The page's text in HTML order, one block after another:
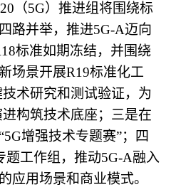
（5G）推进组将围绕标
路并举，推进5G-A迈向
标准如期冻结，并围绕
场景开展R19标准化工
术研究和测试验证，为
构筑技术底座；三是在
增强技术专题赛”；四
题工作组，推动5G-A融入
应用场景和商业模式。